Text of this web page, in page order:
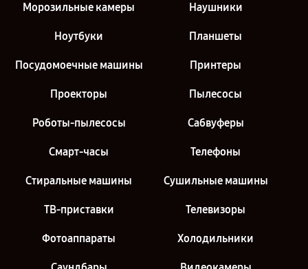
Морозильные камеры Наушники
Ноутбуки Планшеты
Посудомоечные машины Принтеры
Проекторы Пылесосы
Роботы-пылесосы Сабвуферы
Смарт-часы Телефоны
Стиральные машины Сушильные машины
ТВ-приставки Телевизоры
Фотоаппараты Холодильники